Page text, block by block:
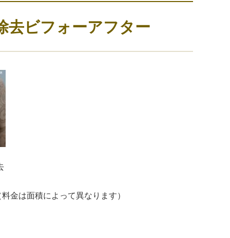
去ビフォーアフター
金は面積によって異なります）